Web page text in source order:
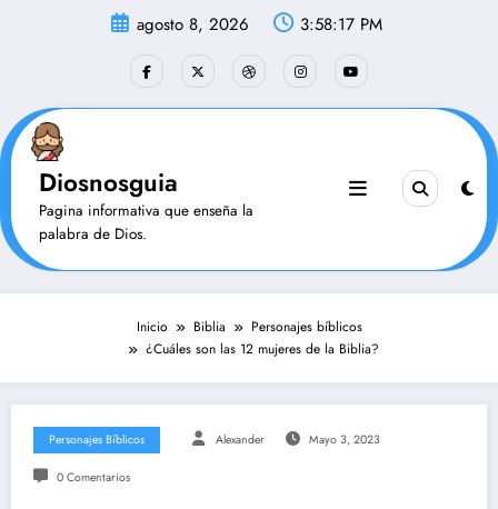
agosto 8, 2026 3:58:18 PM
Diosnosguia
Pagina informativa que enseña la
palabra de Dios.
Inicio Biblia
Personajes bíblicos
¿Cuáles son las 12 mujeres de la Biblia?
Personajes Bíblicos Alexander Mayo 3, 2023
0 Comentarios